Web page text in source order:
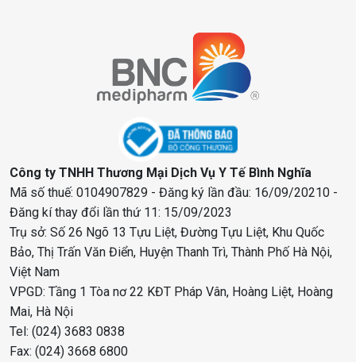
Công ty TNHH Thương Mại Dịch Vụ Y Tế Bình Nghĩa
Mã số thuế: 0104907829 - Đăng ký lần đầu: 16/09/20210 -
Đăng kí thay đổi lần thứ 11: 15/09/2023
Trụ sở: Số 26 Ngõ 13 Tựu Liệt, Đường Tựu Liệt, Khu Quốc
Bảo, Thị Trấn Văn Điển, Huyện Thanh Trì, Thành Phố Hà Nội,
Việt Nam
VPGD: Tầng 1 Tòa nơ 22 KĐT Pháp Vân, Hoàng Liệt, Hoàng
Mai, Hà Nội
Tel: (024) 3683 0838
Fax: (024) 3668 6800